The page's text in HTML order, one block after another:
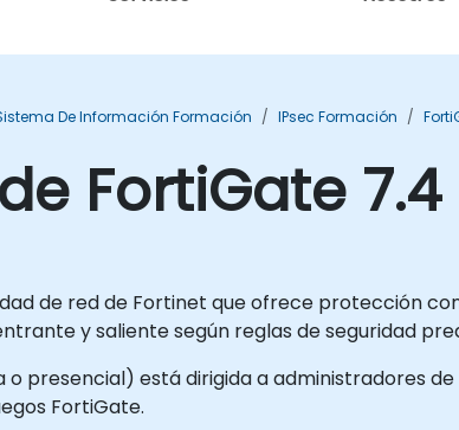
De Información Formación IPsec Formación
FortiGate 7.4
de red de Fortinet que ofrece protección
y saliente según reglas de seguridad
presencial) está dirigida a administradores
FortiGate.